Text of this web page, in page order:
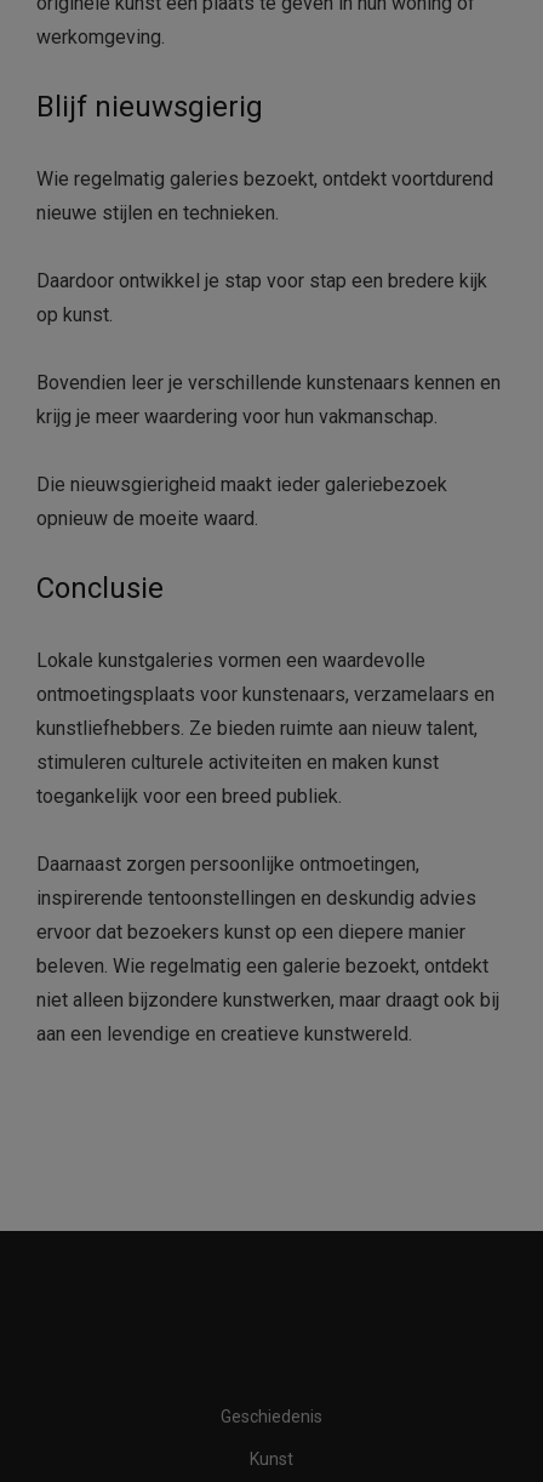
werkomgeving.
Blijf nieuwsgierig
Wie regelmatig galeries bezoekt, ontdekt voortdurend
nieuwe stijlen en technieken.
Daardoor ontwikkel je stap voor stap een bredere kijk
op kunst.
Bovendien leer je verschillende kunstenaars kennen en
krijg je meer waardering voor hun vakmanschap.
Die nieuwsgierigheid maakt ieder galeriebezoek
opnieuw de moeite waard.
Conclusie
Lokale kunstgaleries vormen een waardevolle
ontmoetingsplaats voor kunstenaars, verzamelaars en
kunstliefhebbers. Ze bieden ruimte aan nieuw talent,
stimuleren culturele activiteiten en maken kunst
toegankelijk voor een breed publiek.
Daarnaast zorgen persoonlijke ontmoetingen,
inspirerende tentoonstellingen en deskundig advies
ervoor dat bezoekers kunst op een diepere manier
beleven. Wie regelmatig een galerie bezoekt, ontdekt
niet alleen bijzondere kunstwerken, maar draagt ook bij
aan een levendige en creatieve kunstwereld.
Geschiedenis
Kunst